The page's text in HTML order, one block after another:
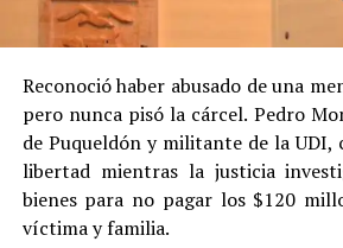
Reconoció haber abusado de una
pero nunca pisó la cárcel. Pedro
de Puqueldón y militante de la UDI,
libertad mientras la justicia
bienes para no pagar los $120
víctima y familia.